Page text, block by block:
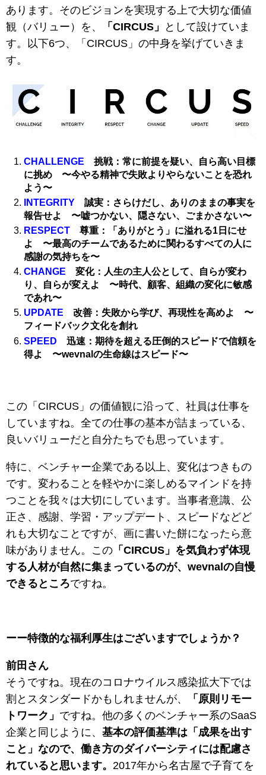
あります。そのビジョンを実現する上で大切な価値
観（バリュー）を、
「CIRCUS」
として設けていま
す。以下6つ、「CIRCUS」の中身を挙げていきま
す。
CHALLENGE 挑戦：常に前提を疑い、自ら高い目標
に挑め 〜今やる精神で失敗よりやらないことを恐れ
よう〜
INTEGRITY 誠実：さらけだし、ありのままの事実を
報告せよ 〜嘘つかない、隠さない、ごまかさない〜
RESPECT 尊重：「ありがとう」に溢れる1日にせ
よ 〜最高のチームであるために関わるすべての人に
感謝の気持ちを〜
CHANGE 変化：人生の主人公として、自らが変わ
り、自らが変えよ 〜時代、顧客、組織の変化に敏感
であれ〜
UPDATE 改善：失敗から学び、再現性を高めよ 〜
フィードバック文化を創れ
SPEED 迅速：期待を超える圧倒的スピードで信頼を
得よ 〜wevnalの生命線はスピード〜
この「CIRCUS」の価値観に沿って、社員は仕事を
していますね。全ての仕事の基本が詰まっている、
良いバリューだと自分たちでも思っています。
特に、ベンチャー企業である以上、変化はつきもの
です。変わることを軽やかに楽しめるマインドを持
つことを我々は大切にしています。当事者意識、公
正さ、感謝、学習・アップデート、スピードなどど
れも大切なことですが、画に書いた餅になったら意
味がありません。この 「CIRCUS」を気負わず体現
する人材が自然に集まっているのが、wevnalの自慢
できるところですね。
ーー特徴的な福利厚生はございますでしょうか？
前田さん
そうですね。現在のコロナウイルス感染拡大下では
割とスタンダードかもしれませんが、
「原則リモー
トワーク」 ですね。他の多くのベンチャー系のSaaS
企業と同じように、 基本の評価基準は「成果を出す
こと」なので、働き方のダイバーシティには配慮さ
れていると思います。 2017年から名古屋で子育てを